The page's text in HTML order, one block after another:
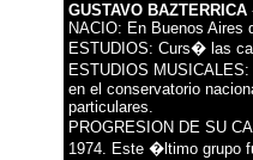
GUSTAVO BAZTERRICA
NACIO: En Buenos Aires
ESTUDIOS: Curs� las
ESTUDIOS
en el conservatorio
particulares.
PROGRESION DE SU
1974. Este �ltimo grupo